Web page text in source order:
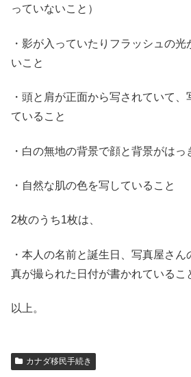
っていないこと）
・影が入っていたりフラッシュの
いこと
・頭と肩が正面から写されていて
ていること
・白の無地の背景で顔と背景がはっ
・自然な肌の色を写していること
2枚のうち1枚は、
・本人の名前と誕生日、写真屋さ
真が撮られた日付が書かれているこ
以上。
カナダ移民手続き